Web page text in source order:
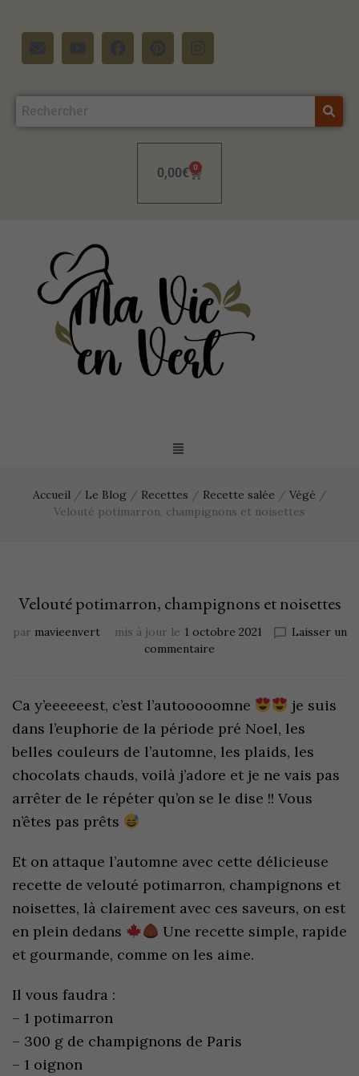
0,00€ 0
Accueil / Le Blog / Recettes / Recette salée / Végé /
Velouté potimarron, champignons et noisettes
Velouté potimarron, champignons et noisettes
par mavieenvert mis à jour le 1 octobre 2021
Laisser un
commentaire
Ca y’eeeeeest, c’est l’autooooomne
je suis
dans l’euphorie de la période pré Noel, les
belles couleurs de l’automne, les plaids, les
chocolats chauds, voilà j’adore et je ne vais pas
arrêter de le répéter qu’on se le dise !! Vous
n’êtes pas prêts
Et on attaque l’automne avec cette délicieuse
recette de velouté potimarron, champignons et
noisettes, là clairement avec ces saveurs, on est
en plein dedans
Une recette simple, rapide
et gourmande, comme on les aime.
Il vous faudra :
– 1 potimarron
– 300 g de champignons de Paris
– 1 oignon